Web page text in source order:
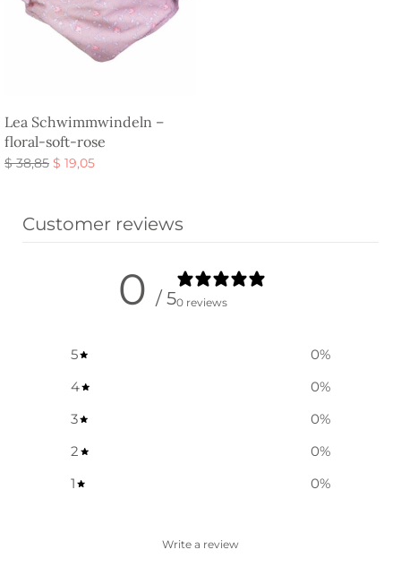
Lea Schwimmwindeln –
floral-soft-rose
$38,85 Ursprünglicher
$ 19,05Aktueller
Customer reviews
0 / 50 reviews
5 0%
4
0%
3
0%
2
0%
1
0%
Write a review